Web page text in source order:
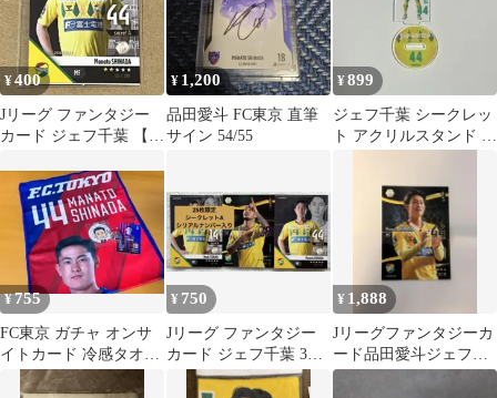
¥400
Jリーグ ファンタジー
カード ジェフ千葉 【品
¥ 1,200
品田愛斗 FC東京 直筆
サイン 54/55
¥899
ジェフ千葉 シークレッ
ト アクリルスタンド ア
¥755
FC東京 ガチャ オンサ
イトカード 冷感タオル
#44 品田愛斗 セット
¥ 750
Jリーグ ファンタジー
カード ジェフ千葉 3枚
セット シクA JFC
¥ 1,888
Jリーグファンタジーカ
ード品田愛斗ジェフ千
葉 JFC 25/25 ラストナ